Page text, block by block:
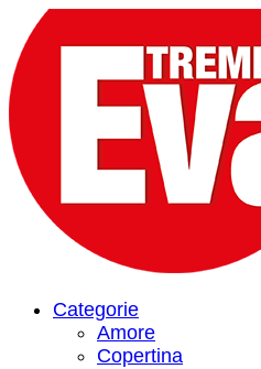
Categorie
Amore
Copertina